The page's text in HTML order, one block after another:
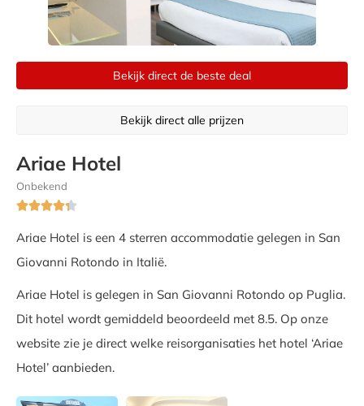
Bekijk direct de beste deal
Bekijk direct alle prijzen
Ariae Hotel
Onbekend

Ariae Hotel is een 4 sterren accommodatie gelegen in San
Giovanni Rotondo in Italië.
Ariae Hotel is gelegen in San Giovanni Rotondo op Puglia.
Dit hotel wordt gemiddeld beoordeeld met 8.5. Op onze
website zie je direct welke reisorganisaties het hotel ‘Ariae
Hotel’ aanbieden.